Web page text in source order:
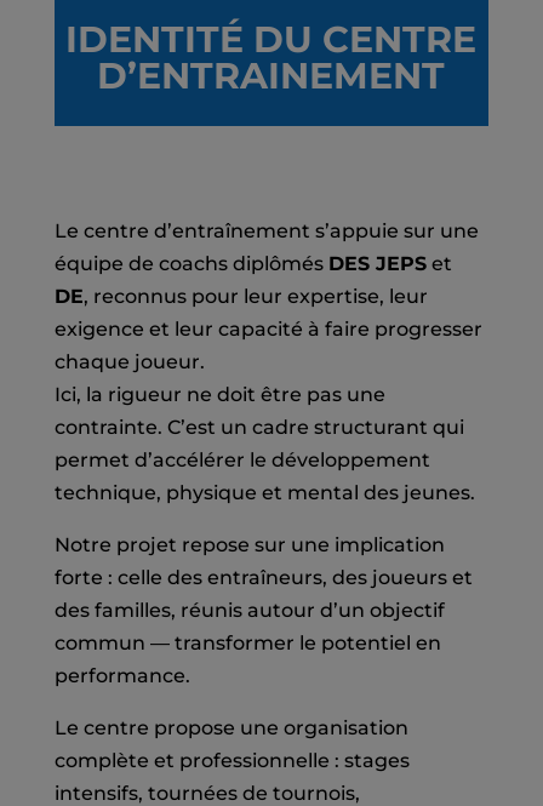
IDENTITÉ DU CENTRE
D’ENTRAINEMENT
Le centre d’entraînement s’appuie sur une
équipe de coachs diplômés DES JEPSet
DE, reconnus pour leur expertise, leur
exigence et leur capacité à faire progresser
chaque joueur.
Ici, la rigueur ne doit être pas une
contrainte. C’est un cadre structurant qui
permet d’accélérer le développement
technique, physique et mental des jeunes.
Notre projet repose sur une implication
forte : celle des entraîneurs, des joueurs et
des familles, réunis autour d’un objectif
commun — transformer le potentiel en
performance.
Le centre propose une organisation
complète et professionnelle : stages
intensifs, tournées de tournois,